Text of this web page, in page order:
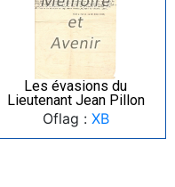
Les évasions du
Lieutenant Jean Pillon
Oflag : XB